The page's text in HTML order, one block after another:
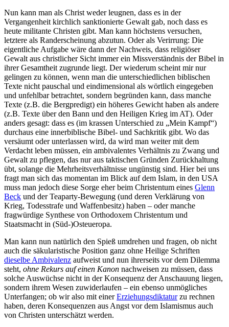
Nun kann man als Christ weder leugnen, dass es in der
Vergangenheit kirchlich sanktionierte Gewalt gab, noch dass es
heute militante Christen gibt. Man kann höchstens versuchen,
letztere als Randerscheinung abzutun. Oder als Verirrung: Die
eigentliche Aufgabe wäre dann der Nachweis, dass religiöser
Gewalt aus christlicher Sicht immer ein Missverständnis der Bibel in
ihrer Gesamtheit zugrunde liegt. Der wiederum scheint mir nur
gelingen zu können, wenn man die unterschiedlichen biblischen
Texte nicht pauschal und eindimensional als wörtlich eingegeben
und unfehlbar betrachtet, sondern begründen kann, dass manche
Texte (z.B. die Bergpredigt) ein höheres Gewicht haben als andere
(z.B. Texte über den Bann und den Heiligen Krieg im AT). Oder
anders gesagt: dass es (im krassen Unterschied zu „Mein Kampf“)
durchaus eine innerbiblische Bibel- und Sachkritik gibt. Wo das
versäumt oder unterlassen wird, da wird man weiter mit dem
Verdacht leben müssen, ein ambivalentes Verhältnis zu Zwang und
Gewalt zu pflegen, das nur aus taktischen Gründen Zurückhaltung
übt, solange die Mehrheitsverhältnisse ungünstig sind. Hier bei uns
fragt man sich das momentan im Blick auf dem Islam, in den USA
muss man jedoch diese Sorge eher beim Christentum eines Glenn
Beck und der Teaparty-Bewegung (und deren Verklärung von
Krieg, Todesstrafe und Waffenbesitz) haben – oder manche
fragwürdige Synthese von Orthodoxem Christentum und
Staatsmacht in (Süd-)Osteueropa.
Man kann nun natürlich den Spieß umdrehen und fragen, ob nicht
auch die säkularistische Position ganz ohne Heilige Schriften
dieselbe Ambivalenz aufweist und nun ihrerseits vor dem Dilemma
steht, ohne Rekurs auf einen Kanon nachweisen zu müssen, dass
solche Auswüchse nicht in der Konsequenz der Anschauung liegen,
sondern ihrem Wesen zuwiderlaufen – ein ebenso unmögliches
Unterfangen; ob wir also mit einerErziehungsdiktaturzu rechnen
haben, deren Konsequenzen aus Angst vor dem Islamismus auch
von Christen unterschätzt werden.